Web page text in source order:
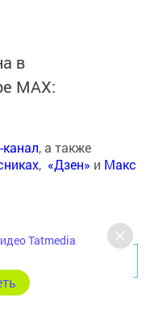
в
MАХ:
канал, а также
, «Дзен» и Макс
Tatmedia